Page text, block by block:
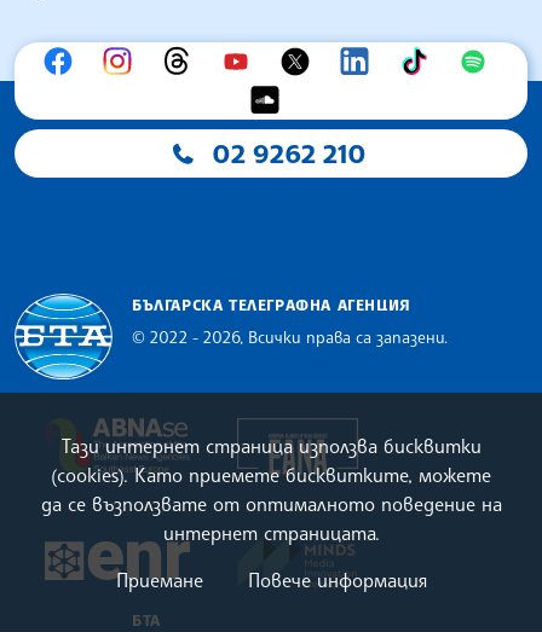
02 9262 210
Българска телеграфна агенция
БЪЛГАРСКА ТЕЛЕГРАФНА АГЕНЦИЯ
© 2022 - 2026, Всички права са запазени.
European Newsroom MINDS Media
БТА
Тази интернет страница използва бисквитки
(cookies). Като приемете бисквитките, можете
да се възползвате от оптималното поведение на
интернет страницата.
Приемане
Повече информация